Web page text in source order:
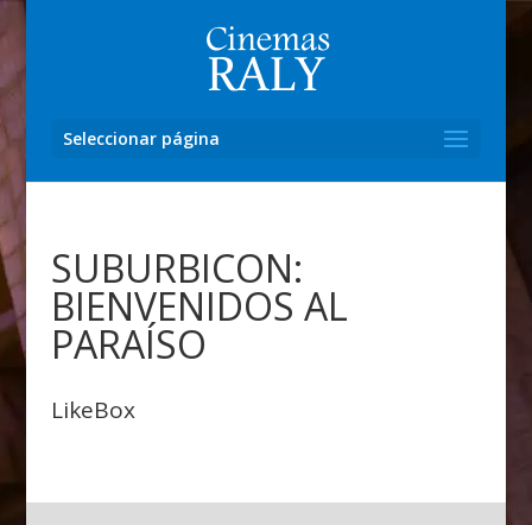
Seleccionar página
SUBURBICON:
BIENVENIDOS AL
PARAÍSO
LikeBox